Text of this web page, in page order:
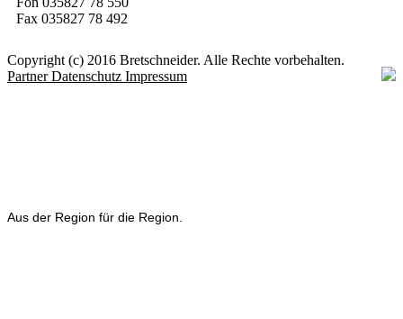
Aus der Region für die Region.
Fax 035827 78 492
Copyright (c) 2016 Bretschneider. Alle Rechte vorbehalten.
PartnerDatenschutz Impressum